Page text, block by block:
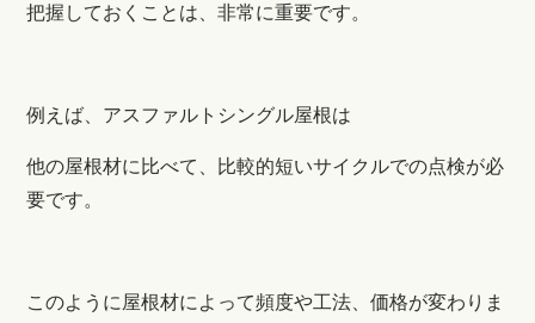
把握しておくことは、非常に重要です。
例えば、アスファルトシングル屋根は
他の屋根材に比べて、比較的短いサイクルでの点検が必
要です。
このように屋根材によって頻度や工法、価格が変わりま